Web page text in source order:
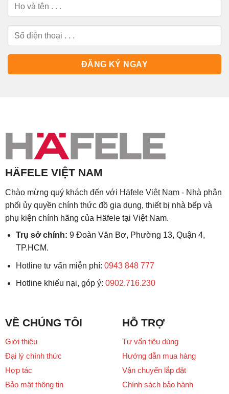
HÄFELE VIỆT NAM
Chào mừng quý khách đến với Häfele Việt Nam - Nhà phân
phối ủy quyền chính thức đồ gia dụng, thiết bị nhà bếp và
phụ kiện chính hãng của Häfele tại Việt Nam.
Trụ sở chính: 9 Đoàn Văn Bơ, Phường 13, Quận 4,
TP.HCM.
Hotline tư vấn miễn phí: 0943 848 777
Hotline khiếu nại, góp ý: 0902.716.230
VỀ CHÚNG TÔI
Giới thiệu
Đại lý chính thức
Hợp tác
Bảo mật thông tin
HỖ TRỢ
Tư vấn tiêu dùng
Hướng dẫn mua hàng
Vận chuyển lắp đặt
Chính sách bảo hành